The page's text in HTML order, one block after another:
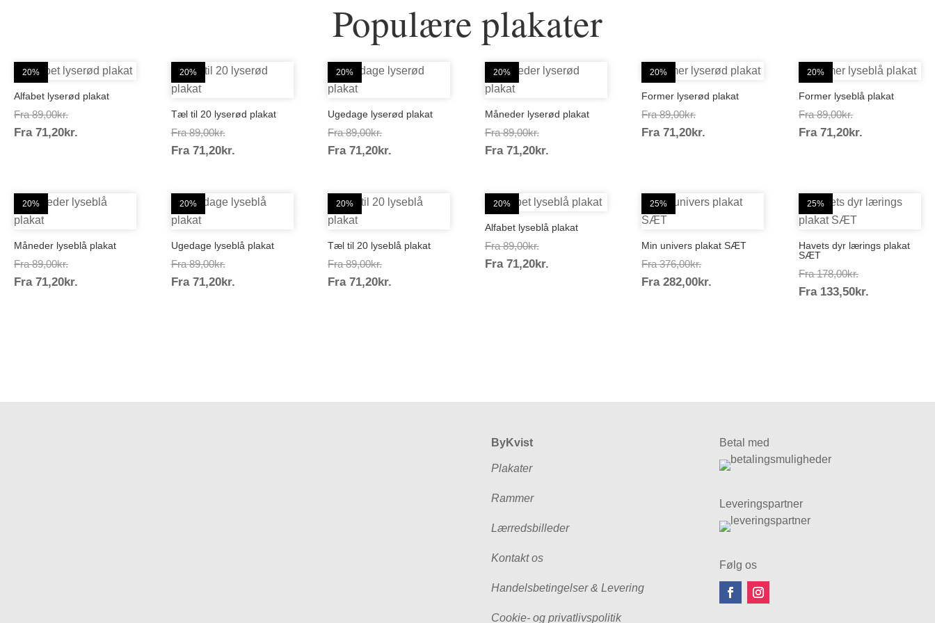
Populære plakater
20%
Alfabet lyserød plakat
Fra 89,00kr.Prisinterval:
89,00kr.
Fra 71,20kr.
20%
Tæl til 20 lyserød plakat
Fra 89,00kr.Prisinterval:
89,00kr.
Fra 71,20kr.Prisinterval:
20%
Ugedage lyserød plakat
Fra 89,00kr.Prisinterval:
89,00kr.
Fra 71,20kr.
20%
Måneder lyserød plakat
Fra 89,00kr.Prisinterval:
89,00kr.
Fra 71,20kr.Prisinterval:
20%
Former lyserød plakat
Fra 89,00kr.Prisinterval:
89,00kr.
Fra 71,20kr.
20%
Former lyseblå plakat
Fra 89,00kr.Prisinterval:
89,00kr.
Fra 71,20kr.Prisinterval:
20%
Måneder lyseblå plakat
Fra 89,00kr.Prisinterval:
89,00kr.
Fra 71,20kr.
20%
Ugedage lyseblå plakat
Fra 89,00kr.Prisinterval:
89,00kr.
Fra 71,20kr.Prisinterval:
20%
Tæl til 20 lyseblå plakat
Fra 89,00kr.Prisinterval:
89,00kr.
Fra 71,20kr.
20%
Alfabet lyseblå plakat
Fra 89,00kr.Prisinterval:
89,00kr.
Fra 71,20kr.Prisinterval:
25%
Min univers plakat SÆT
Fra 376,00kr.Prisinterval:
376,00kr.
Fra 282,00kr.
25%
Havets dyr lærings plakat
SÆT
Fra 178,00kr.Prisinterval:
178,00kr.
Fra 133,50kr.
ByKvist
Plakater
Rammer
Lærredsbilleder
Kontakt os
Handelsbetingelser & Levering
Cookie- og privatlivspolitik
Betal med
Leveringspartner
Følg os